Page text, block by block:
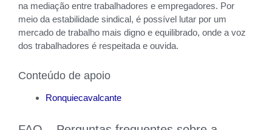
na mediação entre trabalhadores e empregadores. Por
meio da estabilidade sindical, é possível lutar por um
mercado de trabalho mais digno e equilibrado, onde a voz
dos trabalhadores é respeitada e ouvida.
Conteúdo de apoio
Ronquiecavalcante